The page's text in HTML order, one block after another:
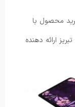
محصول با
ارائه دهنده